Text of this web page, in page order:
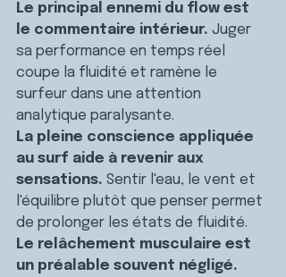
Le principal ennemi du flow est
le commentaire intérieur. Juger
sa performance en temps réel
coupe la fluidité et ramène le
surfeur dans une attention
analytique paralysante.
La pleine conscience appliquée
au surf aide à revenir aux
sensations. Sentir l'eau, le vent et
l'équilibre plutôt que penser permet
de prolonger les états de fluidité.
Le relâchement musculaire est
un préalable souvent négligé.